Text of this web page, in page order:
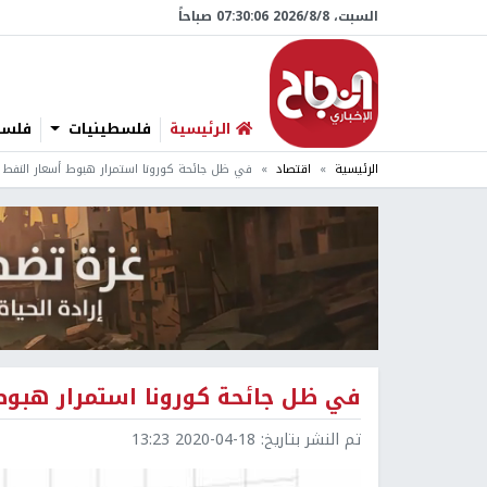
السبت، 8/‏8/‏2026 07:30:07 صباحاً
الرئيسية فلسطينيات
الرئيسية اقتصاد في ظل جائحة كورونا استمرار هبوط أسعار
في ظل جائحة كورونا استمرار
تم النشر بتاريخ: 2020-04-18 13:23